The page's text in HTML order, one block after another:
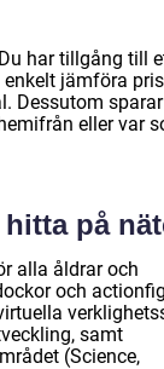
har tillgång till
jämföra
Dessutom
eller var
på
alla åldrar och
och
samt
(Science,